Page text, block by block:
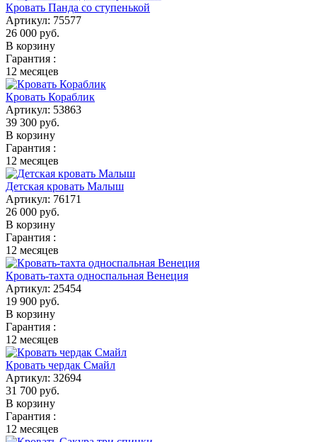
Кровать Панда со ступенькой
Артикул: 75577
26 000 руб.
В корзину
Гарантия :
12 месяцев
Кровать Кораблик
Артикул: 53863
39 300 руб.
В корзину
Гарантия :
12 месяцев
Детская кровать Малыш
Артикул: 76171
26 000 руб.
В корзину
Гарантия :
12 месяцев
Кровать-тахта односпальная Венеция
Артикул: 25454
19 900 руб.
В корзину
Гарантия :
12 месяцев
Кровать чердак Смайл
Артикул: 32694
31 700 руб.
В корзину
Гарантия :
12 месяцев